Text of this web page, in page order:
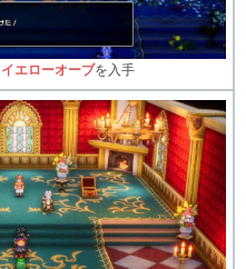
イエローオーブを入手